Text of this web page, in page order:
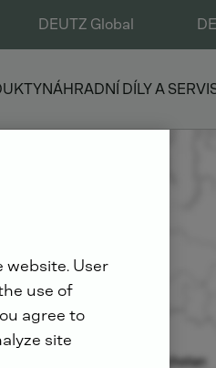
DEUTZ Global
NÁHRADNÍ DÍLY A
website. User
use of
agree to
site